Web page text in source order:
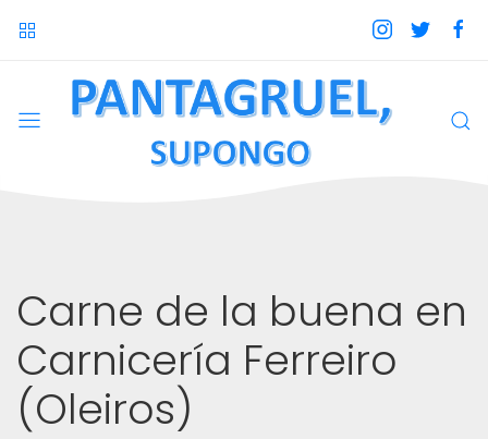
Carne de la buena en
Carnicería Ferreiro
(Oleiros)